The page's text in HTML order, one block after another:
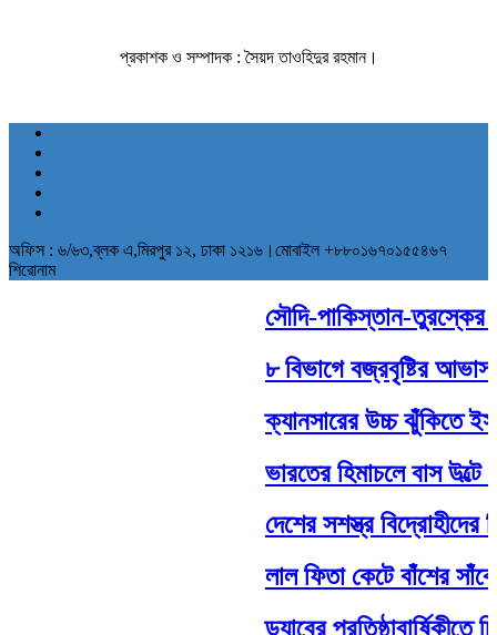
প্রকাশক ও সম্পাদক : সৈয়দ তাওহিদুর রহমান।
অফিস : ৬/৬৩,ব্লক এ,মিরপুর ১২, ঢাকা ১২১৬।মোবাইল +৮৮০১৬৭০১৫৫৪৬৭
শিরোনাম
সৌদি-পাকিস্তান-তুরস্কের
৮ বিভাগে বজ্রবৃষ্টির আভাস,
ক্যানসারের উচ্চ ঝুঁকিতে
ভারতের হিমাচলে বাস
দেশের সশস্ত্র বিদ্রোহীদের
লাল ফিতা কেটে বাঁশের
ড্যাবের